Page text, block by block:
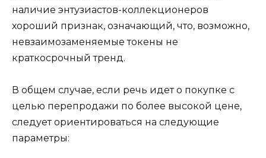
наличие энтузиастов-коллекционеров
хороший признак, означающий, что, возможно,
невзаимозаменяемые токены не
краткосрочный тренд.
В общем случае, если речь идет о покупке с
целью перепродажи по более высокой цене,
следует ориентироваться на следующие
параметры: